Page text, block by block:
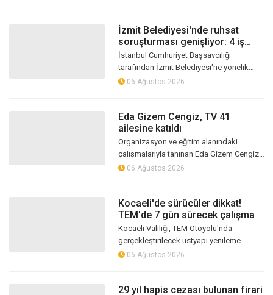
İzmit Belediyesi'nde ruhsat
soruşturması genişliyor: 4 iş
insanı gözaltında!
İstanbul Cumhuriyet Başsavcılığı
tarafından İzmit Belediyesi'ne yönelik
yürütülen soruşturma kapsamında, ruhsat
06 Ağustos 2026
Eda Gizem Cengiz, TV 41
ailesine katıldı
Organizasyon ve eğitim alanındaki
çalışmalarıyla tanınan Eda Gizem Cengiz,
TV 41 bünyesinde haber spikeri olarak
06 Ağustos 2026
Kocaeli'de sürücüler dikkat!
TEM'de 7 gün sürecek çalışma
Kocaeli Valiliği, TEM Otoyolu'nda
gerçekleştirilecek üstyapı yenileme
çalışmaları nedeniyle sürücüleri
06 Ağustos 2026
29 yıl hapis cezası bulunan firari